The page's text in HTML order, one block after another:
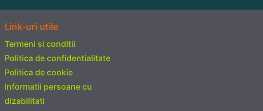
Link-uri utile
Termeni si conditii
Politica de confidentialitate
Politica de cookie
Informatii persoane cu
dizabilitati